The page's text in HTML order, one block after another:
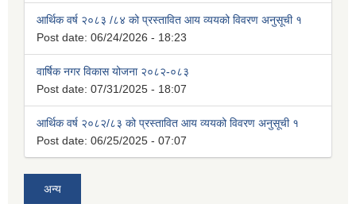
आर्थिक वर्ष २०८३ /८४ को प्रस्तावित आय व्ययको विवरण अनुसूची १
Post date: 06/24/2026 - 18:23
वार्षिक नगर विकास योजना २०८२-०८३
Post date: 07/31/2025 - 18:07
आर्थिक वर्ष २०८२/८३ को प्रस्तावित आय व्ययको विवरण अनुसूची १
Post date: 06/25/2025 - 07:07
अन्य